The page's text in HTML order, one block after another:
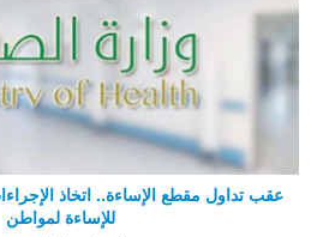
عقب تداول مقطع الإساءة.. اتخاذ
للإساءة لمواطن